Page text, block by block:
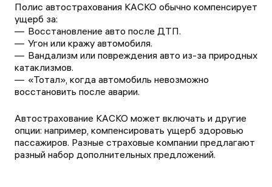
Полис автострахования КАСКО обычно компенсирует
ущерб за:
Восстановление авто после ДТП.
Угон или кражу автомобиля.
Вандализм или повреждения авто из-за природных
катаклизмов.
«Тотал», когда автомобиль невозможно
восстановить после аварии.
Автострахование КАСКО может включать и другие
опции: например, компенсировать ущерб здоровью
пассажиров. Разные страховые компании предлагают
разный набор дополнительных предложений.